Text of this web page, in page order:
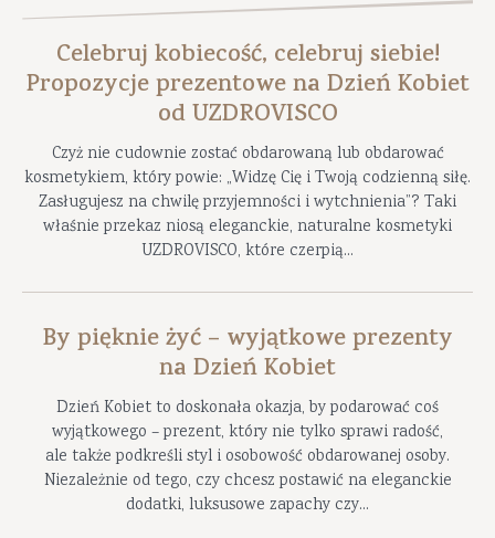
Celebruj kobiecość, celebruj siebie!
Propozycje prezentowe na Dzień Kobiet
od UZDROVISCO
Czyż nie cudownie zostać obdarowaną lub obdarować
kosmetykiem, który powie: „Widzę Cię i Twoją codzienną siłę.
Zasługujesz na chwilę przyjemności i wytchnienia”? Taki
właśnie przekaz niosą eleganckie, naturalne kosmetyki
UZDROVISCO, które czerpią...
By pięknie żyć – wyjątkowe prezenty
na Dzień Kobiet
Dzień Kobiet to doskonała okazja, by podarować coś
wyjątkowego – prezent, który nie tylko sprawi radość,
ale także podkreśli styl i osobowość obdarowanej osoby.
Niezależnie od tego, czy chcesz postawić na eleganckie
dodatki, luksusowe zapachy czy...